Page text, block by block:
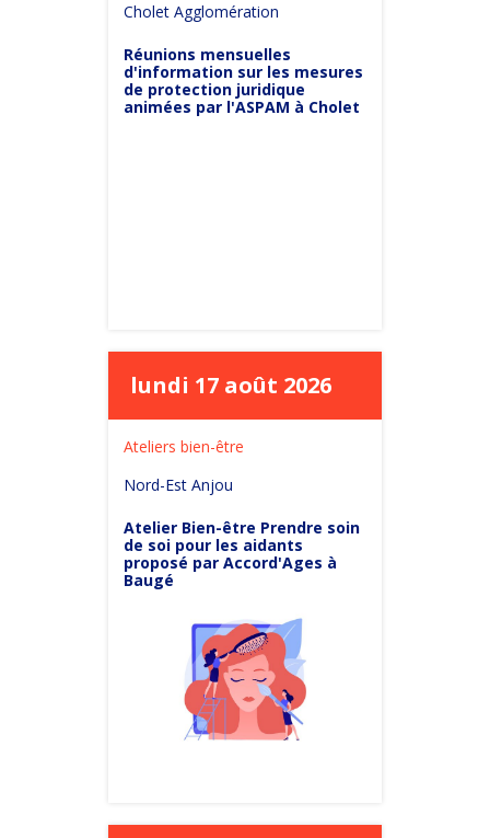
Cholet Agglomération
Réunions mensuelles
d'information sur les mesures
de protection juridique
animées par l'ASPAM à Cholet
lundi 17 août 2026
Ateliers bien-être
Nord-Est Anjou
Atelier Bien-être Prendre soin
de soi pour les aidants
proposé par Accord'Ages à
Baugé